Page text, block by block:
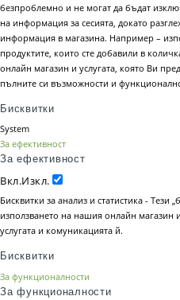
безпроблемно и не могат да бъдат
на информация за сесията, докато
информация в магазина. Например –
продуктите, които сте добавили в
онлайн магазин и услугата, която Ви
пълните си възможности и
Бисквитки
System
За ефективност
За ефективност
Вкл.Изкл.
Бисквитки за анализ и статистика - Тези
използването на нашия онлайн магазин
услугата и комуникацията й.
Бисквитки
За функционалности
За функционалности